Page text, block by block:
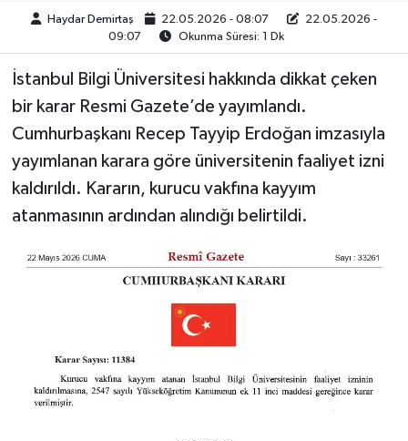
Haydar Demirtaş 22.05.2026 - 08:07
22.05.2026 -
09:07
Okunma Süresi: 1 Dk
İstanbul Bilgi Üniversitesi hakkında dikkat çeken
bir karar Resmi Gazete’de yayımlandı.
Cumhurbaşkanı Recep Tayyip Erdoğan imzasıyla
yayımlanan karara göre üniversitenin faaliyet izni
kaldırıldı. Kararın, kurucu vakfına kayyım
atanmasının ardından alındığı belirtildi.